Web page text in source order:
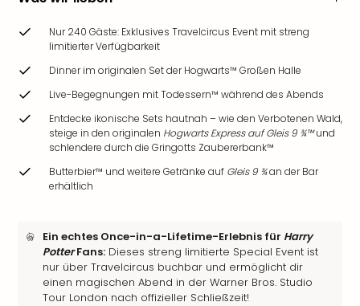
Nur 240 Gäste: Exklusives Travelcircus Event mit streng
limitierter Verfügbarkeit
Dinner im originalen Set der Hogwarts™ Großen Halle
Live-Begegnungen mit Todessern™ während des Abends
Entdecke ikonische Sets hautnah – wie den Verbotenen Wald,
steige in den originalen Hogwarts Express auf Gleis 9 ¾™und
schlendere durch die Gringotts Zaubererbank™
Butterbier™ und weitere Getränke auf Gleis 9 ¾an der Bar
erhältlich
Ein echtes Once-in-a-Lifetime-Erlebnis für Harry
PotterFans: Dieses streng limitierte Special Event ist
nur über Travelcircus buchbar und ermöglicht dir
einen magischen Abend in der Warner Bros. Studio
Tour London nach offizieller Schließzeit!